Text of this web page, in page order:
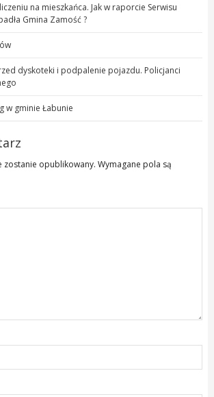
na mieszkańca. Jak w raporcie Serwisu
Gmina Zamość ?
dyskoteki i podpalenie pojazdu. Policjanci
w gminie Łabunie
zostanie opublikowany. Wymagane pola są